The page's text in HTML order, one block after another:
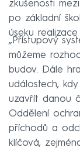
zkušenosti
po základní
úseku
„Přístupový
můžeme
budov. Dále
událostech,
uzavřít danou
Oddělení
příchodů a
klíčová,